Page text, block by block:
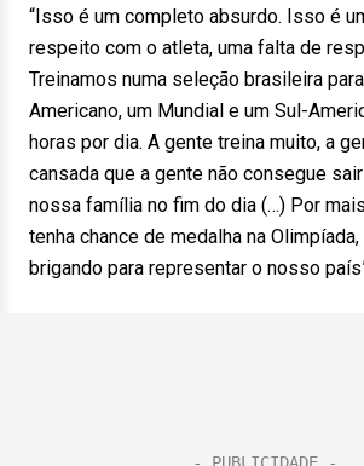
“Isso é um completo absurdo. Isso é
respeito com o atleta, uma falta de
Treinamos numa seleção brasileira
Americano, um Mundial e um Sul-
horas por dia. A gente treina muito, a
cansada que a gente não consegue
nossa família no fim do dia (…) Por
tenha chance de medalha na
brigando para representar o nosso